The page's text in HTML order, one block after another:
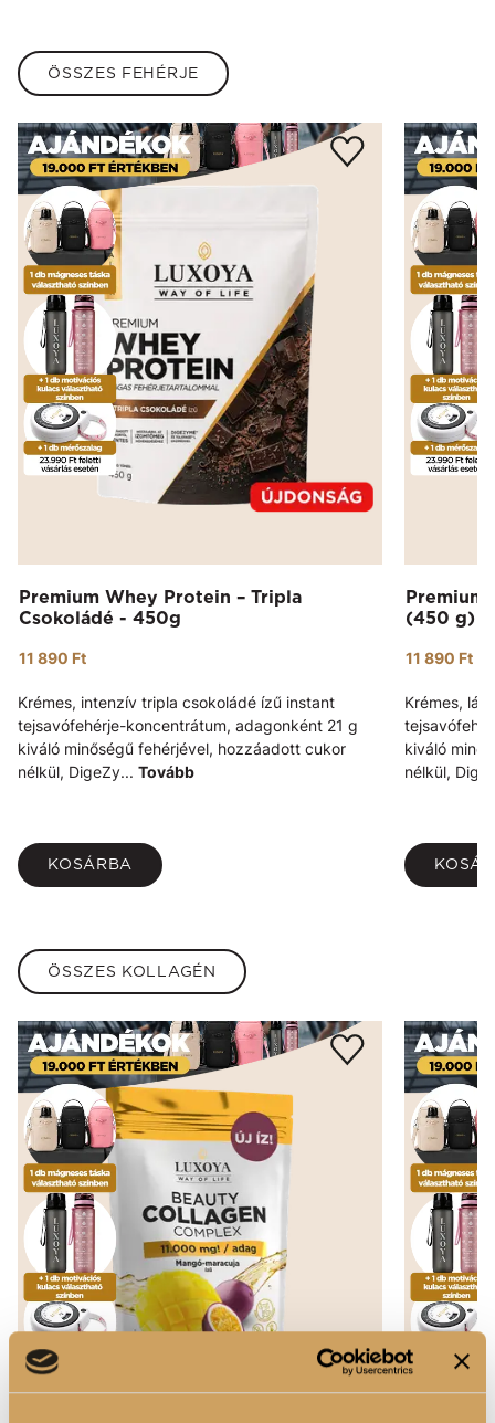
ÖSSZES FEHÉRJE
Premium Whey Protein – Tripla
Csokoládé - 450g
11 890 Ft
Krémes, intenzív tripla csokoládé ízű instant
tejsavófehérje-koncentrátum, adagonként 21 g
kiváló minőségű fehérjével, hozzáadott cukor
nélkül, DigeZy... Tovább
KOSÁRBA
Premium
(450 g)
11 890 Ft
Krémes,
kiváló
nélkül,
ÖSSZES KOLLAGÉN